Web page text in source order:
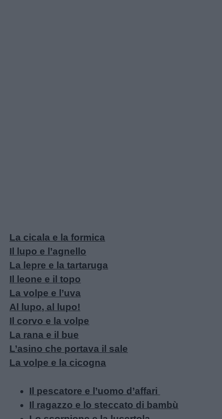
La cicala e la formica
Il lupo e l’agnello
La lepre e la tartaruga
Il leone e il topo
La volpe e l’uva
Al lupo, al lupo!
Il corvo e la volpe
La rana e il bue
L’asino che portava il sale
La volpe e la cicogna
Il pescatore e l’uomo d’affari
Il ragazzo e lo steccato di bambù